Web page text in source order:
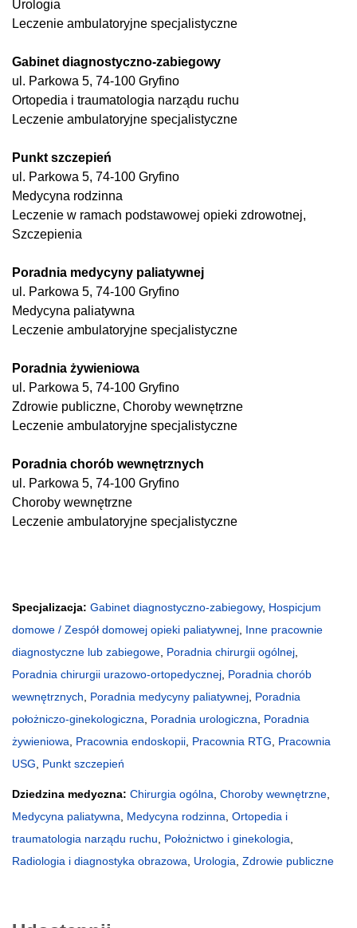
Urologia
Leczenie ambulatoryjne specjalistyczne
Gabinet diagnostyczno-zabiegowy
ul. Parkowa 5, 74-100 Gryfino
Ortopedia i traumatologia narządu ruchu
Leczenie ambulatoryjne specjalistyczne
Punkt szczepień
ul. Parkowa 5, 74-100 Gryfino
Medycyna rodzinna
Leczenie w ramach podstawowej opieki zdrowotnej,
Szczepienia
Poradnia medycyny paliatywnej
ul. Parkowa 5, 74-100 Gryfino
Medycyna paliatywna
Leczenie ambulatoryjne specjalistyczne
Poradnia żywieniowa
ul. Parkowa 5, 74-100 Gryfino
Zdrowie publiczne, Choroby wewnętrzne
Leczenie ambulatoryjne specjalistyczne
Poradnia chorób wewnętrznych
ul. Parkowa 5, 74-100 Gryfino
Choroby wewnętrzne
Leczenie ambulatoryjne specjalistyczne
Specjalizacja: Gabinet diagnostyczno-zabiegowy, Hospicjum
domowe / Zespół domowej opieki paliatywnej Inne pracownie
diagnostyczne lub zabiegowe Poradnia chirurgii ogólnej
Poradnia chirurgii urazowo-ortopedycznej Poradnia chorób
wewnętrznych
Poradnia medycyny paliatywnej Poradnia
położniczo-ginekologiczna
Poradnia urologiczna
Poradnia
żywieniowa
Pracownia endoskopii Pracownia RTG
Pracownia
USG
Punkt szczepień
Dziedzina medyczna: Chirurgia ogólna Choroby wewnętrzne
Medycyna paliatywna
Medycyna rodzinna Ortopedia i
traumatologia narządu ruchu
Położnictwo i ginekologia
Radiologia i diagnostyka obrazowa
Urologia Zdrowie publiczne